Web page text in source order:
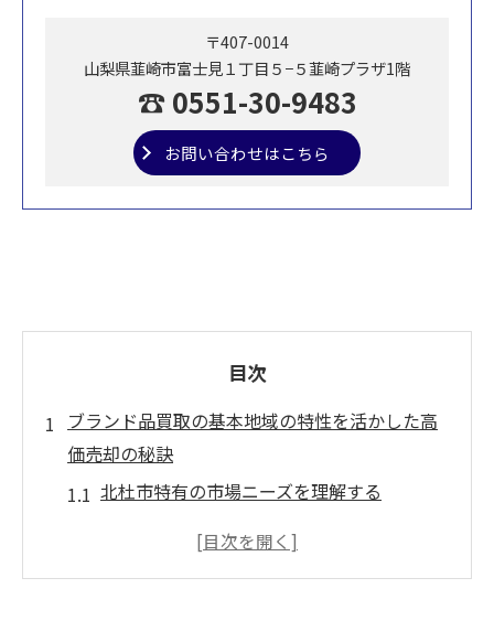
〒407-0014
山梨県韮崎市富士見１丁目５−５韮崎プラザ1階
☎ 0551-30-9483
お問い合わせはこちら
目次
ブランド品買取の基本地域の特性を活かした高
価売却の秘訣
北杜市特有の市場ニーズを理解する
ブランド品の価値を引き出す地域のトレン